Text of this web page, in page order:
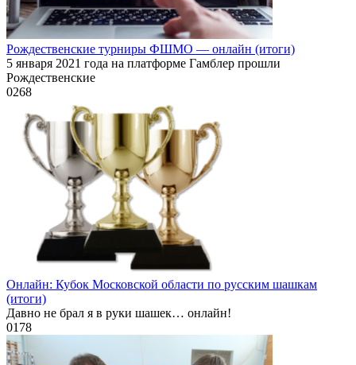
Рождественские турниры ФШМО — онлайн (итоги)
5 января 2021 года на платформе Гамблер прошли
Рождественские
0268
Онлайн: Кубок Московской области по русским шашкам
(итоги)
Давно не брал я в руки шашек… онлайн!
0178